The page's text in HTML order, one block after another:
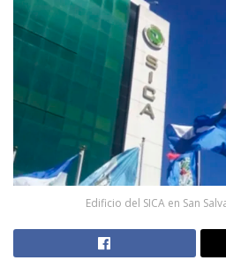
Edificio del SICA en San